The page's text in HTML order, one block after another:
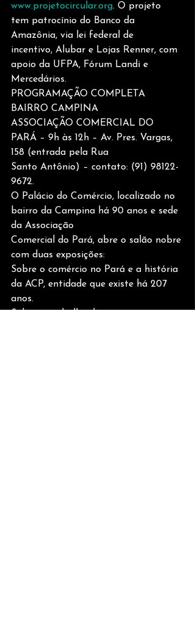
www.projetocircular.org. O projeto
tem patrocínio do Banco da
Amazônia, via lei federal de
incentivo, Alubar e Lojas Renner, com
apoio da UFPA, Fórum Landi e
Mercedários.
PROGRAMAÇÃO COMPLETA
BAIRRO CAMPINA
ASSOCIAÇÃO COMERCIAL DO
PARÁ – 9h às 12h – Av. Pres. Vargas,
158 (entrada pela Rua
Santo Antônio) – contato: (91) 98122-
9672.
O Palácio do Comércio, localizado no
bairro da Campina há 90 anos e sede
da Associação
Comercial do Pará, abre o salão nobre
com duas exposições:
Sobre o comércio no Pará e a história
da ACP, entidade que existe há 207
anos.